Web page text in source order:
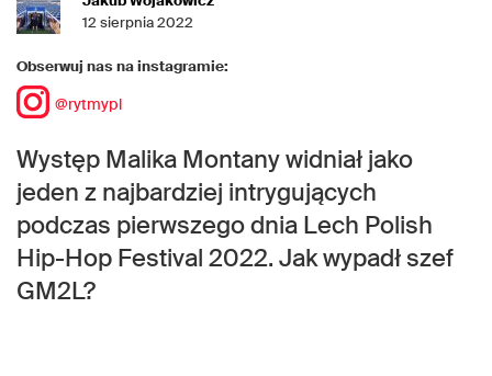
12 sierpnia 2022
Obserwuj nas na instagramie:
@rytmypl
Występ Malika Montany widniał jako
jeden z najbardziej intrygujących
podczas pierwszego dnia Lech Polish
Hip-Hop Festival 2022. Jak wypadł szef
GM2L?